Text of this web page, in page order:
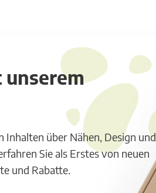
unserem
Inhalten über Nähen, Design und
Sie als Erstes von neuen
und Rabatte.